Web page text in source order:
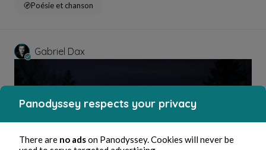
Poésie et chanson
Gabriel Dax
Panodyssey respects your privacy
There are no adson Panodyssey. Cookies will never be